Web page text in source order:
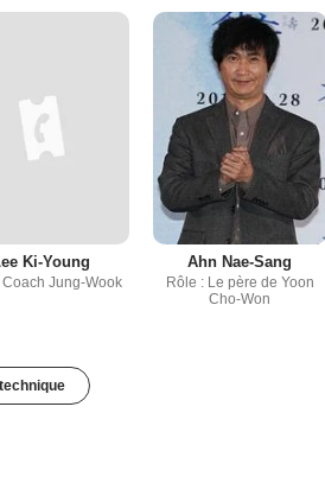
Ki-Young
Coach Jung-Wook
Ahn Nae-Sang
Rôle : Le père de Yoon
Cho-Won